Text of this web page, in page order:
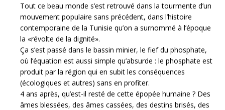
Tout ce beau monde s’est retrouvé dans la tourmente d’un
mouvement populaire sans précédent, dans l’histoire
contemporaine de la Tunisie qu’on a surnommé à l’époque
la «révolte de la dignité».
Ça s’est passé dans le bassin minier, le fief du phosphate,
où l’équation est aussi simple qu’absurde : le phosphate est
produit par la région qui en subit les conséquences
(écologiques et autres) sans en profiter.
4 ans après, qu’est-il resté de cette épopée humaine ? Des
âmes blessées, des âmes cassées, des destins brisés, des